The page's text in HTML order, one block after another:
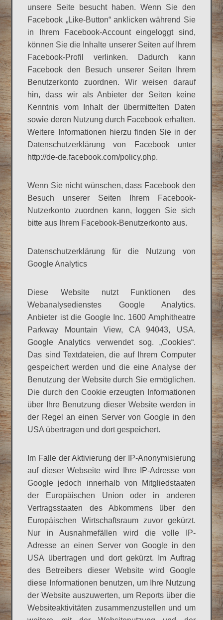
unsere Seite besucht haben. Wenn Sie den
Facebook „Like-Button“ anklicken während Sie
in Ihrem Facebook-Account eingeloggt sind,
können Sie die Inhalte unserer Seiten auf Ihrem
Facebook-Profil verlinken. Dadurch kann
Facebook den Besuch unserer Seiten Ihrem
Benutzerkonto zuordnen. Wir weisen darauf
hin, dass wir als Anbieter der Seiten keine
Kenntnis vom Inhalt der übermittelten Daten
sowie deren Nutzung durch Facebook erhalten.
Weitere Informationen hierzu finden Sie in der
Datenschutzerklärung von Facebook unter
http://de-de.facebook.com/policy.php.
Wenn Sie nicht wünschen, dass Facebook den
Besuch unserer Seiten Ihrem Facebook-
Nutzerkonto zuordnen kann, loggen Sie sich
bitte aus Ihrem Facebook-Benutzerkonto aus.
Datenschutzerklärung für die Nutzung von
Google Analytics
Diese Website nutzt Funktionen des
Webanalysedienstes Google Analytics.
Anbieter ist die Google Inc. 1600 Amphitheatre
Parkway Mountain View, CA 94043, USA.
Google Analytics verwendet sog. „Cookies“.
Das sind Textdateien, die auf Ihrem Computer
gespeichert werden und die eine Analyse der
Benutzung der Website durch Sie ermöglichen.
Die durch den Cookie erzeugten Informationen
über Ihre Benutzung dieser Website werden in
der Regel an einen Server von Google in den
USA übertragen und dort gespeichert.
Im Falle der Aktivierung der IP-Anonymisierung
auf dieser Webseite wird Ihre IP-Adresse von
Google jedoch innerhalb von Mitgliedstaaten
der Europäischen Union oder in anderen
Vertragsstaaten des Abkommens über den
Europäischen Wirtschaftsraum zuvor gekürzt.
Nur in Ausnahmefällen wird die volle IP-
Adresse an einen Server von Google in den
USA übertragen und dort gekürzt. Im Auftrag
des Betreibers dieser Website wird Google
diese Informationen benutzen, um Ihre Nutzung
der Website auszuwerten, um Reports über die
Websiteaktivitäten zusammenzustellen und um